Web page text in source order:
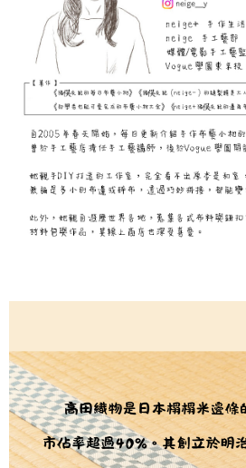
https://aftee.tw/terms/#terms3
３．未成年的使用者請事先徵得法定代理人或
「AFTEE先享後付」，若未經同意申辦者引起
任。
４．使用「AFTEE先享後付」時，將依據個別
時審查核予不同之上限額度；若仍有額度不足
請求用戶進行身份認證。
恩沛科技股份有限公司將有權停止該用戶之使